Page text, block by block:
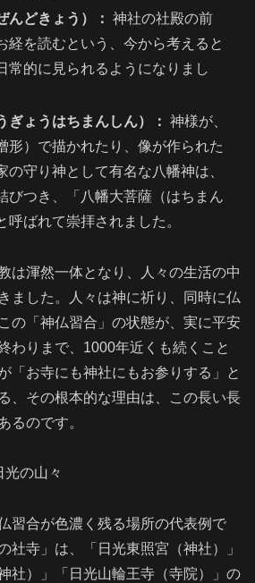
んどきょう）： 神社の社殿の前
経を読むという、今から考えると
常的に見られるようになりまし
ぎょうはちまんしん）： 神様が、
形）で描かれたり、像が作られた
の守り神として有名な八幡神は、
びつき、「八幡大菩薩（はちまん
呼ばれて崇拝されました。
は渾然一体となり、人々の生活の中
ました。人々は神に祈り、同時に仏
の「神仏習合」の状態が、実に平安
わりまで、1000年近くも続くこと
「お寺にも神社にもお参りする」と
、その根本的な理由は、この長い長
るのです。
の山々
習合が色濃く残る場所の代表例で
社寺」は、「日光東照宮（神社）」
社）」「日光山輪王寺（寺院）」の